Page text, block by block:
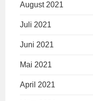
August 2021
Juli 2021
Juni 2021
Mai 2021
April 2021